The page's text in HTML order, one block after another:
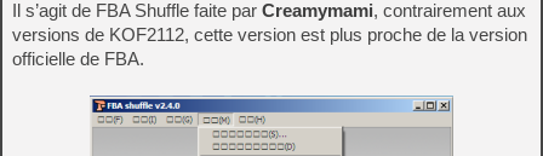
Il s’agit de FBA Shuffle faite par Creamymami, contrairement aux
versions de KOF2112, cette version est plus proche de la version
officielle de FBA.